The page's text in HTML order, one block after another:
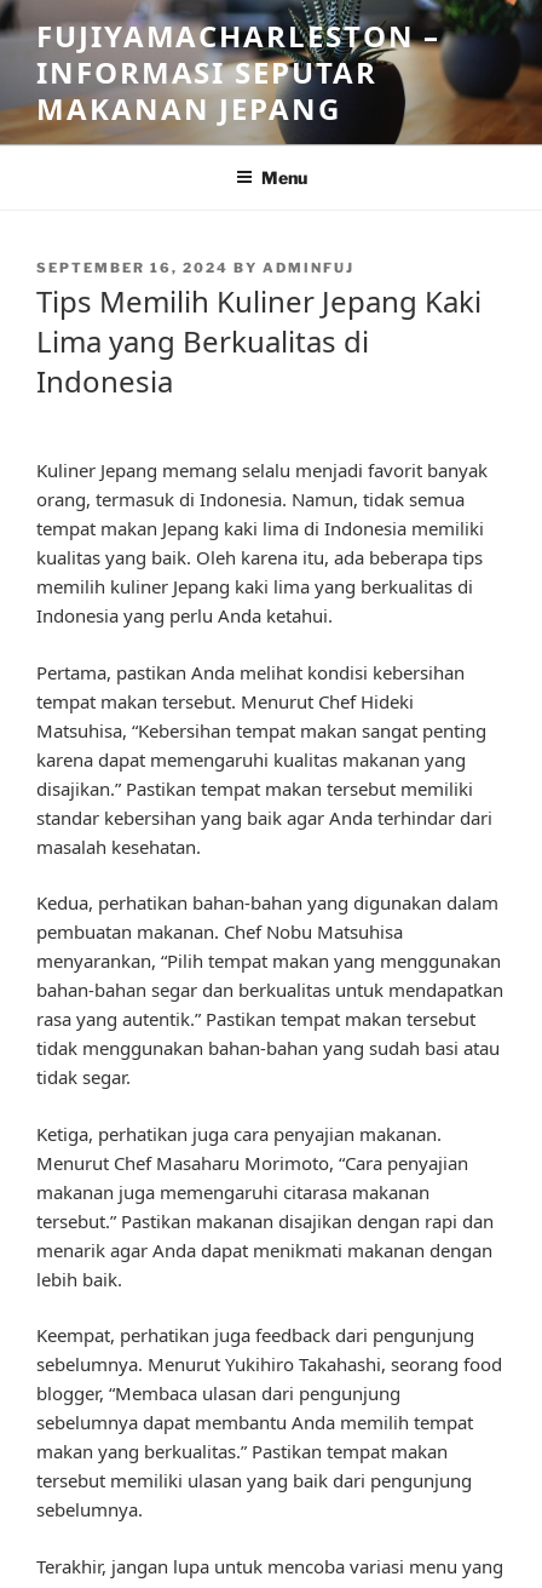
Skip
to
content
FUJIYAMACHARLESTON –
INFORMASI SEPUTAR
MAKANAN JEPANG
Menu
POSTED
ON
SEPTEMBER 16, 2024 BY ADMINFUJ
Tips Memilih Kuliner Jepang Kaki
Lima yang Berkualitas di
Indonesia
Kuliner Jepang memang selalu menjadi favorit banyak
orang, termasuk di Indonesia. Namun, tidak semua
tempat makan Jepang kaki lima di Indonesia memiliki
kualitas yang baik. Oleh karena itu, ada beberapa tips
memilih kuliner Jepang kaki lima yang berkualitas di
Indonesia yang perlu Anda ketahui.
Pertama, pastikan Anda melihat kondisi kebersihan
tempat makan tersebut. Menurut Chef Hideki
Matsuhisa, “Kebersihan tempat makan sangat penting
karena dapat memengaruhi kualitas makanan yang
disajikan.” Pastikan tempat makan tersebut memiliki
standar kebersihan yang baik agar Anda terhindar dari
masalah kesehatan.
Kedua, perhatikan bahan-bahan yang digunakan dalam
pembuatan makanan. Chef Nobu Matsuhisa
menyarankan, “Pilih tempat makan yang menggunakan
bahan-bahan segar dan berkualitas untuk mendapatkan
rasa yang autentik.” Pastikan tempat makan tersebut
tidak menggunakan bahan-bahan yang sudah basi atau
tidak segar.
Ketiga, perhatikan juga cara penyajian makanan.
Menurut Chef Masaharu Morimoto, “Cara penyajian
makanan juga memengaruhi citarasa makanan
tersebut.” Pastikan makanan disajikan dengan rapi dan
menarik agar Anda dapat menikmati makanan dengan
lebih baik.
Keempat, perhatikan juga feedback dari pengunjung
sebelumnya. Menurut Yukihiro Takahashi, seorang food
blogger, “Membaca ulasan dari pengunjung
sebelumnya dapat membantu Anda memilih tempat
makan yang berkualitas.” Pastikan tempat makan
tersebut memiliki ulasan yang baik dari pengunjung
sebelumnya.
Terakhir, jangan lupa untuk mencoba variasi menu yang